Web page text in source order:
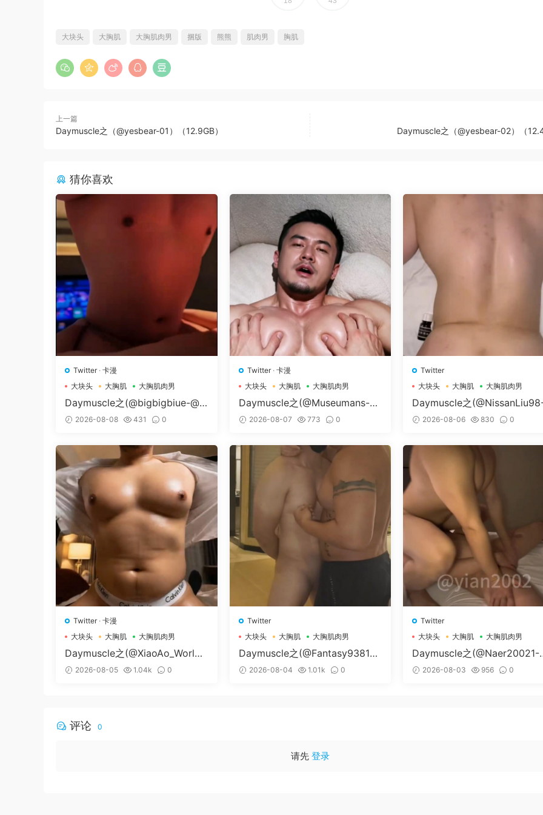
大块头 大胸肌 大胸肌肉男 捆版 熊熊 肌肉男 胸肌
上一篇
Daymuscle之（@yesbear-01）（12.9GB） Daymuscle之（@yesbear-02）（
猜你喜欢
Twitter· 卡漫
大块头
大胸肌 大胸肌肉男
Daymuscle之(@bigbigbiue-@B
Bb）2026-08-08 431 0
Twitter· 卡漫
大块头
大胸肌 大胸肌肉男
Daymuscle之(@Museumans-@
Museuman）
2026-08-07 773 0
Twitter
大块头
大胸肌 大胸肌肉男
Daymuscle之
Nissan98）
2026-08-06 830 0
Twitter· 卡漫
大块头
大胸肌 大胸肌肉男
Daymuscle之(@XiaoAo_World-
@XiaoAo.art）
2026-08-05 1.04k 0
Twitter
大块头
大胸肌 大胸肌肉男
Daymuscle之(@Fantasy938155
79-@孔控Kong）
2026-08-04 1.01k 0
Twitter
大块头
大胸肌 大胸肌肉男
Daymuscle之(@Naer20021-
纳尔）
2026-08-03 956 0
评论 0
请先 登录